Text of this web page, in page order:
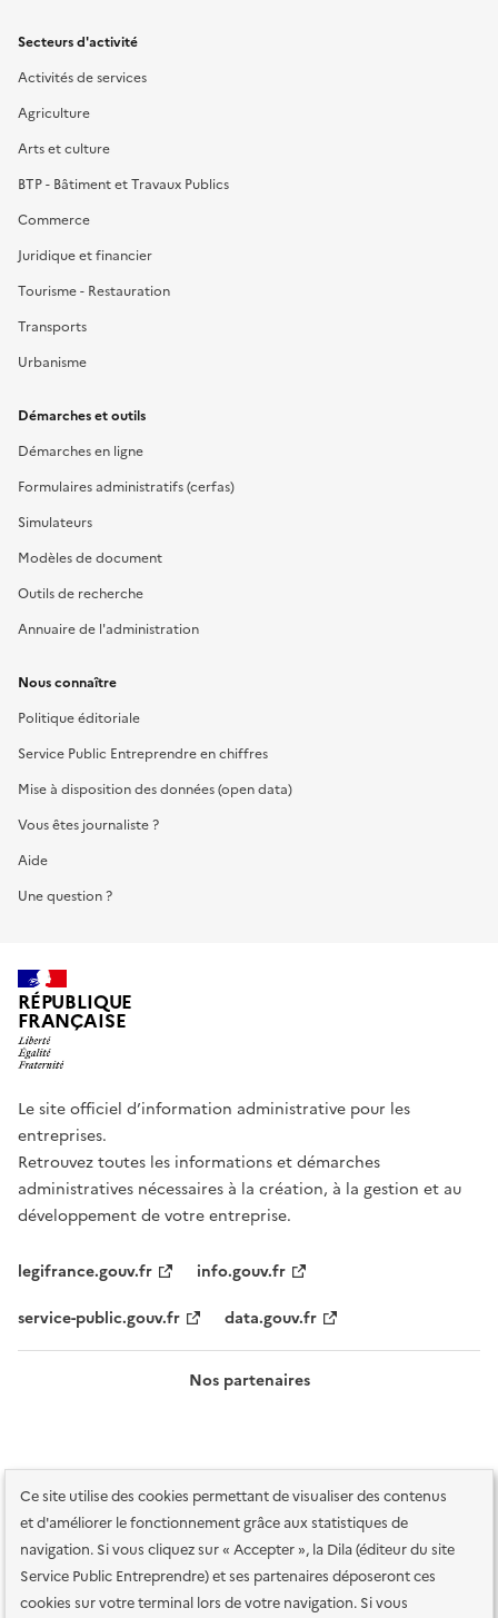
Ce site utilise des cookies permettant de visualiser des contenus
et d'améliorer le fonctionnement grâce aux statistiques de
navigation. Si vous cliquez sur « Accepter », la Dila (éditeur du site
Service Public Entreprendre) et ses partenaires déposeront ces
cookies sur votre terminal lors de votre navigation. Si vous
Secteurs d'activité
Activités de services
Agriculture
Arts et culture
BTP - Bâtiment et Travaux Publics
Commerce
Juridique et financier
Tourisme - Restauration
Transports
Urbanisme
Démarches et outils
Démarches en ligne
Formulaires administratifs (cerfas)
Simulateurs
Modèles de document
Outils de recherche
Annuaire de l'administration
Nous connaître
Politique éditoriale
Service Public Entreprendre en chiffres
Mise à disposition des données (open data)
Vous êtes journaliste ?
Aide
Une question ?
RÉPUBLIQUE
FRANÇAISE
Le site officiel d’information administrative pour les
entreprises.
Retrouvez toutes les informations et démarches
administratives nécessaires à la création, à la gestion et au
développement de votre entreprise.
legifrance.gouv.fr
info.gouv.fr
service-public.gouv.fr
data.gouv.fr
Nos partenaires
Plan du site Accessibilité : totalement conforme
Accessibilité des